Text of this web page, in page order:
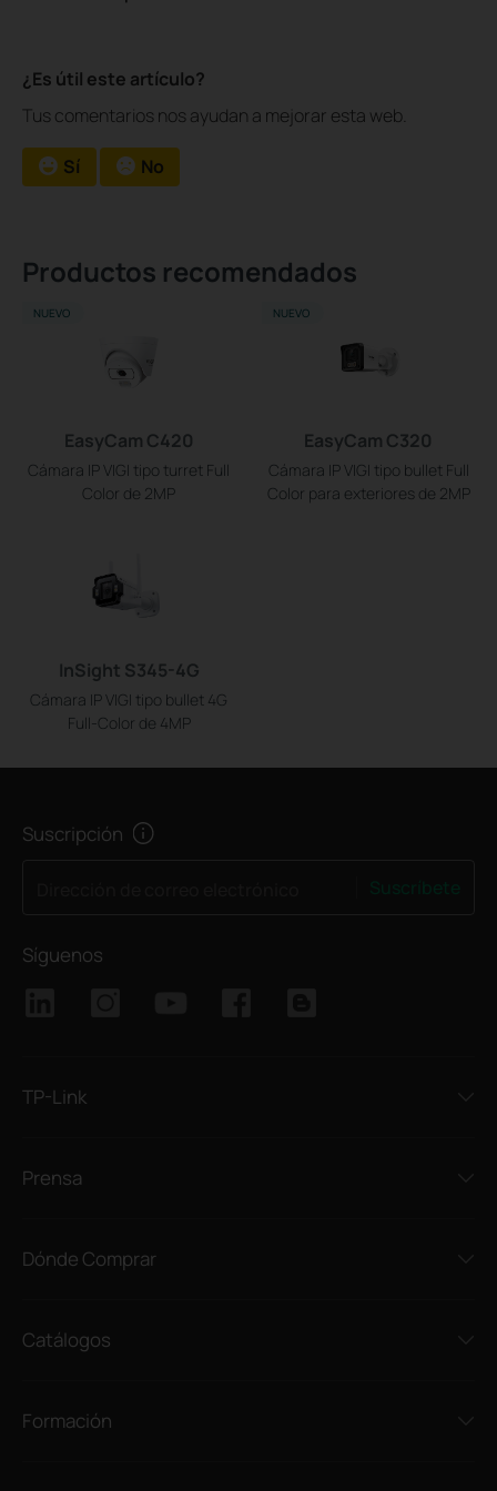
¿Es útil este artículo?
Tus comentarios nos ayudan a mejorar esta web.
Sí No
Productos recomendados
EasyCam C420
Cámara IP VIGI tipo turret Full
Color de 2MP
NUEVO
EasyCam C320
Cámara IP VIGI tipo bullet Full
Color para exteriores de 2MP
NUEVO
InSight S345-4G
Cámara IP VIGI tipo bullet 4G
Full-Color de 4MP
Suscripción
Síguenos
TP-Link
Prensa
Dónde Comprar
Catálogos
Formación